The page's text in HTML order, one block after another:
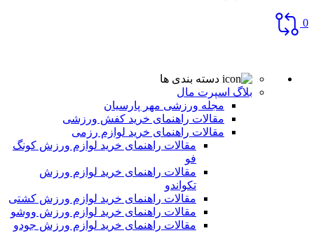
0
دسته بندی ها
بلاگ اسپرت مال
مجله ورزشی مهر پارسیان
مقالات راهنمای خرید کفش ورزشی
مقالات راهنمای خرید لوازم رزمی
مقالات راهنمای خرید لوازم ورزش کونگ
فو
مقالات راهنمای خرید لوازم ورزش
تکواندو
مقالات راهنمای خرید لوازم ورزش کشتی
مقالات راهنمای خرید لوازم ورزش ووشو
مقالات راهنمای خرید لوازم ورزش جودو